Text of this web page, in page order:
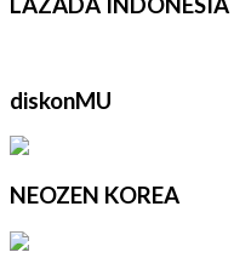
diskonMU
NEOZEN KOREA